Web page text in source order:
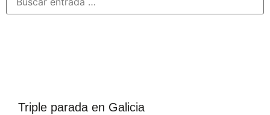
Triple parada en Galicia